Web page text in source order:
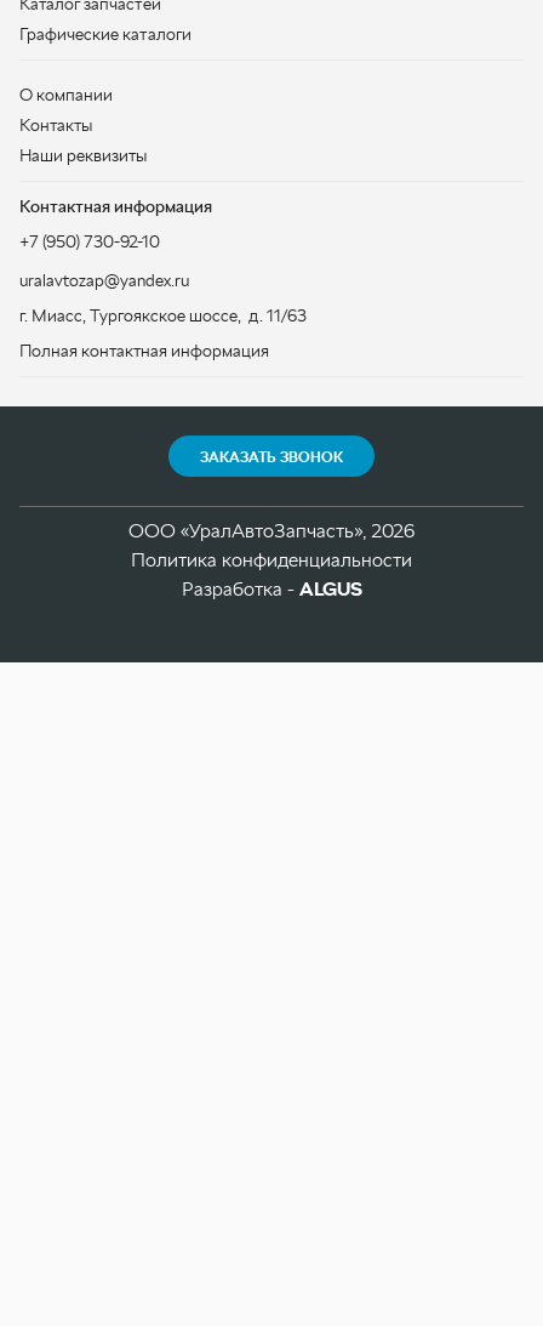
Контактная информация
+7 (950) 730-92-10
uralavtozap@yandex.ru
г. Миасс, Тургоякское шоссе, д. 11/63
Полная контактная информация
Политика конфиденциальности